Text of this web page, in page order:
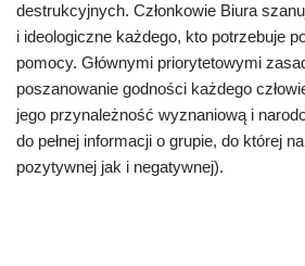
destrukcyjnych. Członkowie Biura
i ideologiczne każdego, kto potrzebuje
pomocy. Głównymi priorytetowymi
poszanowanie godności każdego
jego przynależność wyznaniową i
do pełnej informacji o grupie, do której
pozytywnej jak i negatywnej).